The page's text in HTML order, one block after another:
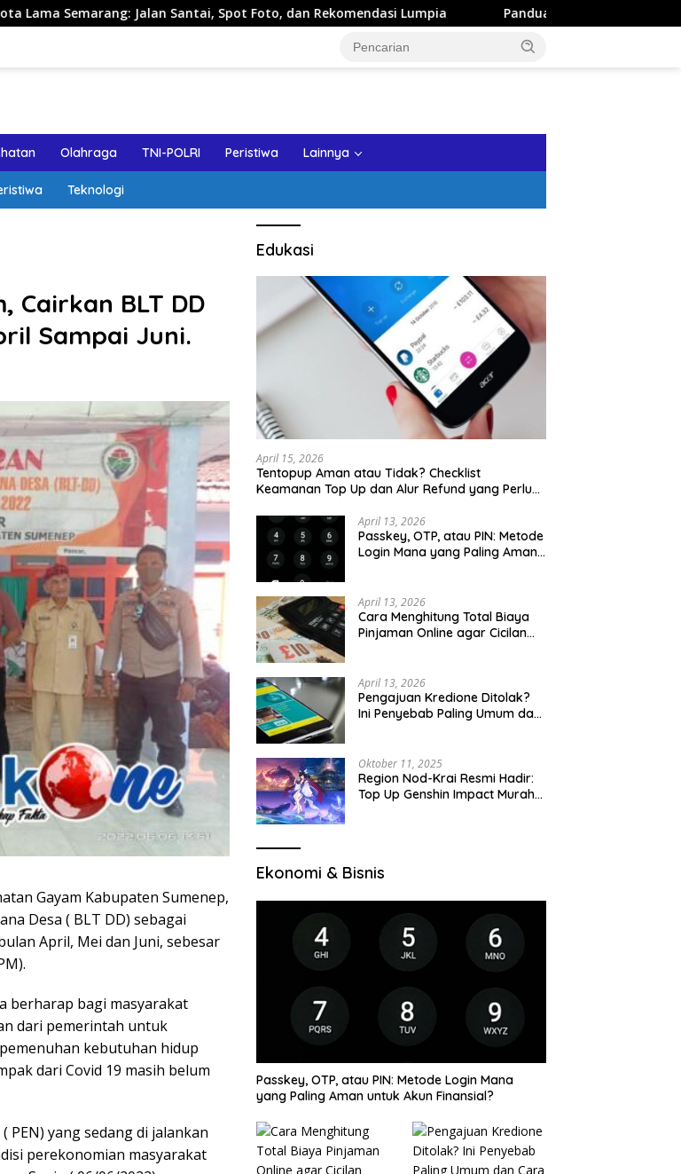
Jalan Santai, Spot Foto, dan Rekomendasi Lumpia Panduan Wisata Keluarga ke Kota Batu:
Olahraga TNI-POLRI Peristiwa Lainnya
Teknologi
Cairkan BLT DD
Sampai Juni.
Gayam Kabupaten Sumenep,
Desa ( BLT DD) sebagai
April, Mei dan Juni, sebesar
berharap bagi masyarakat
dari pemerintah untuk
kebutuhan hidup
dari Covid 19 masih belum
PEN) yang sedang di jalankan
perekonomian masyarakat
Edukasi
April 15, 2026
Tentopup Aman atau Tidak? Checklist
Keamanan Top Up dan Alur Refund yang Perlu
April 13, 2026
Passkey, OTP, atau PIN: Metode
Login Mana yang Paling Aman
April 13, 2026
Cara Menghitung Total Biaya
Pinjaman Online agar Cicilan
April 13, 2026
Pengajuan Kredione Ditolak?
Ini Penyebab Paling Umum dan
Oktober 11, 2025
Region Nod-Krai Resmi Hadir:
Top Up Genshin Impact Murah
Ekonomi & Bisnis
Passkey, OTP, atau PIN: Metode Login Mana
yang Paling Aman untuk Akun Finansial?